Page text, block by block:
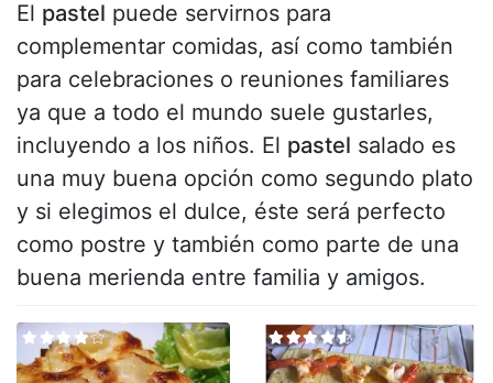
El pastel puede servirnos para
complementar comidas, así como también
para celebraciones o reuniones familiares
ya que a todo el mundo suele gustarles,
incluyendo a los niños. El pastel salado es
una muy buena opción como segundo plato
y si elegimos el dulce, éste será perfecto
como postre y también como parte de una
buena merienda entre familia y amigos.